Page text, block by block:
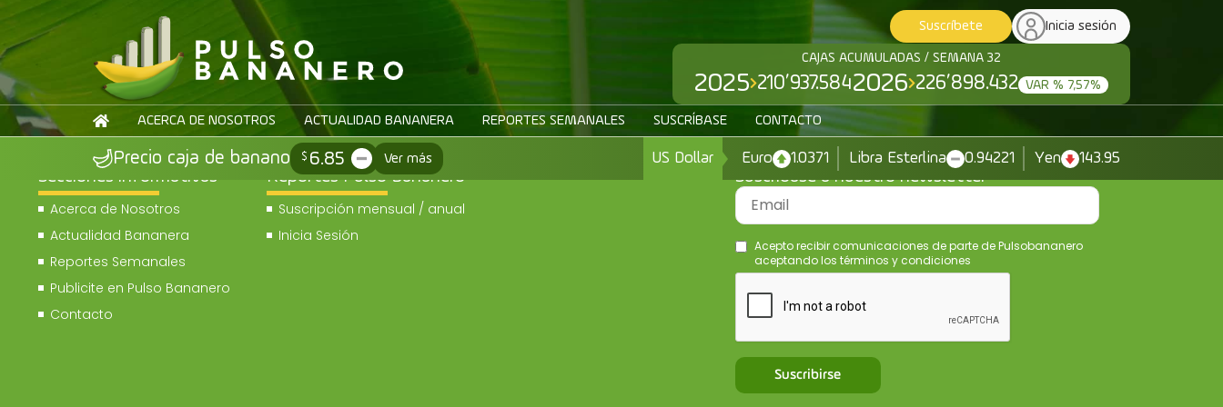
Suscríbete Inicia sesión
CAJAS ACUMULADAS / SEMANA 32
2025 210’937.5842026 226’898.432 VAR % 7,57%
ACERCA DE NOSOTROS ACTUALIDAD BANANERA REPORTES SEMANALES SUSCRÍBASE CONTACTO
Precio caja de banano $ 6.85 Ver más US Dollar Euro 1.0371 Libra Esterlina 0.94221 Yen 143.95
Secciones informativas
Acerca de Nosotros
Actualidad Bananera
Reportes Semanales
Publicite en Pulso Bananero
Contacto
Reportes Pulso Bananero
Suscripción mensual / anual
Inicia Sesión
Suscríbase a nuestro newsletter
Acepto recibir comunicaciones de parte de Pulsobananero
aceptando los términos y condiciones
Suscribirse